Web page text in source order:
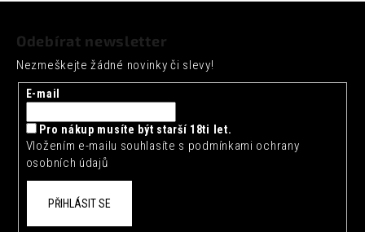
COLA
Kč
Odebírat newsletter
Nezmeškejte žádné novinky či slevy!
E-mail
Pro nákup musíte být starší 18ti let.
Vložením e-mailu souhlasíte s podmínkami ochrany
osobních údajů
PŘIHLÁSIT SE